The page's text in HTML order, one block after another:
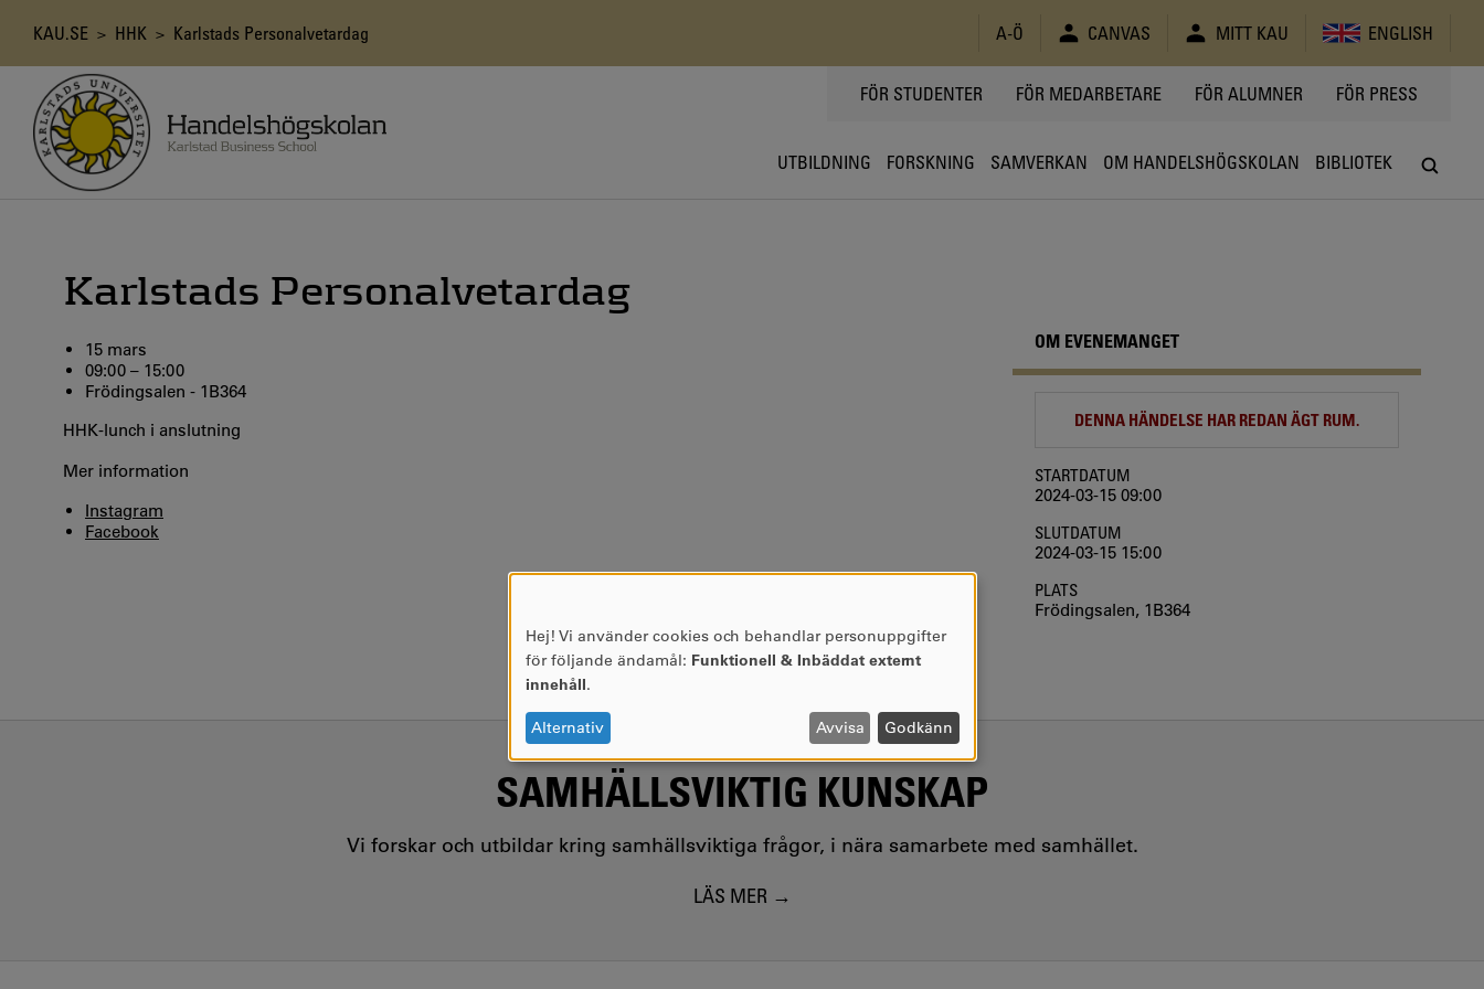
Länkstig
KAU.SE > HHK > Karlstads Personalvetardag A-Ö CANVAS MITT KAU ENGLISH
TOPPMENY
FÖR STUDENTER FÖR MEDARBETARE FÖR ALUMNER FÖR PRESS
UTBILDNING FORSKNING SAMVERKAN OM HANDELSHÖGSKOLAN BIBLIOTEK
Karlstads Personalvetardag
15 mars
09:00 – 15:00
Frödingsalen - 1B364
HHK-lunch i anslutning
Mer information
Instagram
Facebook
OM EVENEMANGET
DENNA HÄNDELSE HAR REDAN ÄGT RUM.
STARTDATUM
2024-03-15 09:00
SLUTDATUM
2024-03-15 15:00
PLATS
Frödingsalen, 1B364
SAMHÄLLSVIKTIG KUNSKAP
Vi forskar och utbildar kring samhällsviktiga frågor, i nära samarbete med samhället.
LÄS MER
Användning
av
och
cookies
Hej! Vi använder cookies och behandlar personuppgifter
för följande ändamål: Funktionell & Inbäddat externt
innehåll.
Alternativ Avvisa Godkänn